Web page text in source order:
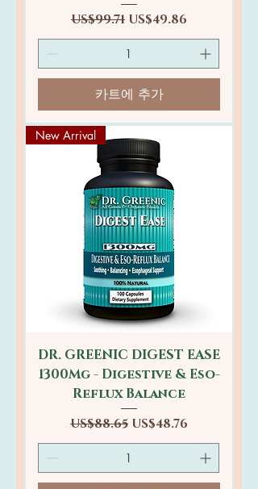
일반가
US$99.71 할인가
US$49.86
카트에 추가
New Arrival
DR. GREENIC DIGEST EASE
1300Mg - Digestive & Eso-
Reflux Balance
일반가
US$88.65 할인가
US$48.76